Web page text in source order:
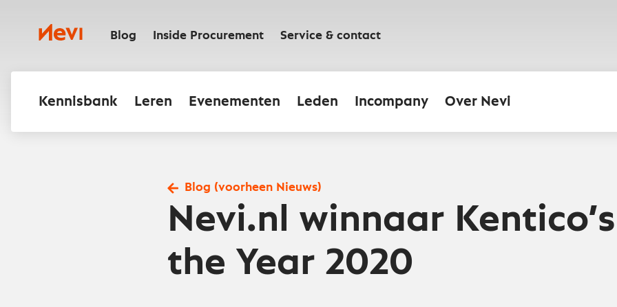
inhoudNevi Blog Inside Procurement Service & contact
Kennisbank Leren Evenementen Leden Incompany Over Nevi
Blog (voorheen Nieuws)
Nevi.nl winnaar
the Year 2020